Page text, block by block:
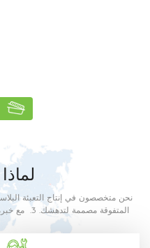
الصف. المواد المستخدمة وطرق